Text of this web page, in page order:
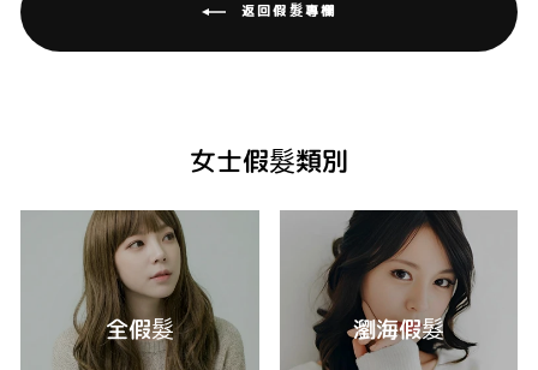
返回假髮專欄
女士假髮類別
全假髮 瀏海假髮